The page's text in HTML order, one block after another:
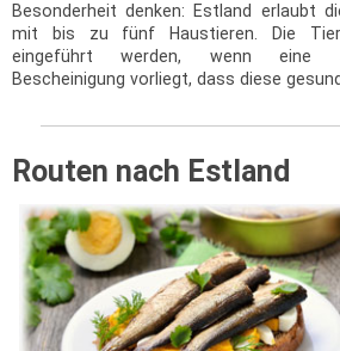
Besonderheit denken: Estland erlaubt
mit bis zu fünf Haustieren. Die
eingeführt werden, wenn eine
Bescheinigung vorliegt, dass diese
Routen nach Estland